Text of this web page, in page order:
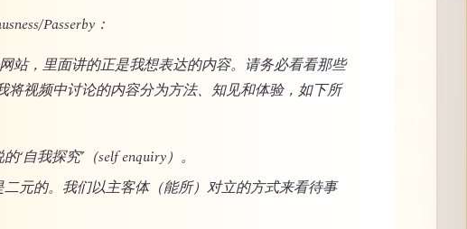
Passerby：
站，里面讲的正是我想表达的内容。请务必看看那些
将视频中讨论的内容分为方法、知见和体验，如下所
‘自我探究’（self enquiry）。
元的。我们以主客体（能所）对立的方式来看待事